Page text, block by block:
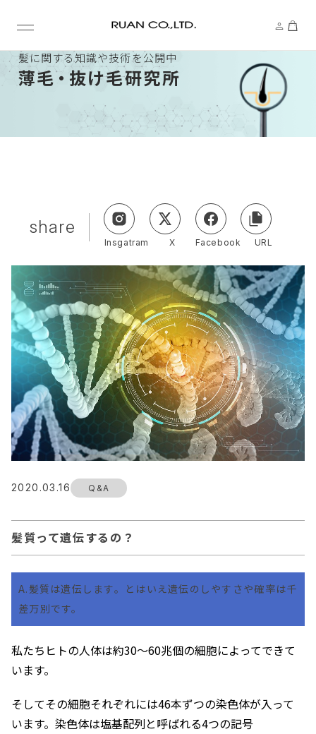
髪に関する知識や技術を公開中
薄毛・ 抜け毛研究所
2020.03.16 Q&A
髪質って遺伝するの？
share
Insgatram X Facebook URL
A.髪質は遺伝します。とはいえ遺伝のしやすさや確率は千
差万別です。
私たちヒトの人体は約30～60兆個の細胞によってできて
います。
そしてその細胞それぞれには46本ずつの染色体が入って
います。染色体は塩基配列と呼ばれる4つの記号